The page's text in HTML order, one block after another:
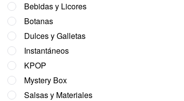
Bebidas y Licores
Botanas
Dulces y Galletas
Instantáneos
KPOP
Mystery Box
Salsas y Materiales